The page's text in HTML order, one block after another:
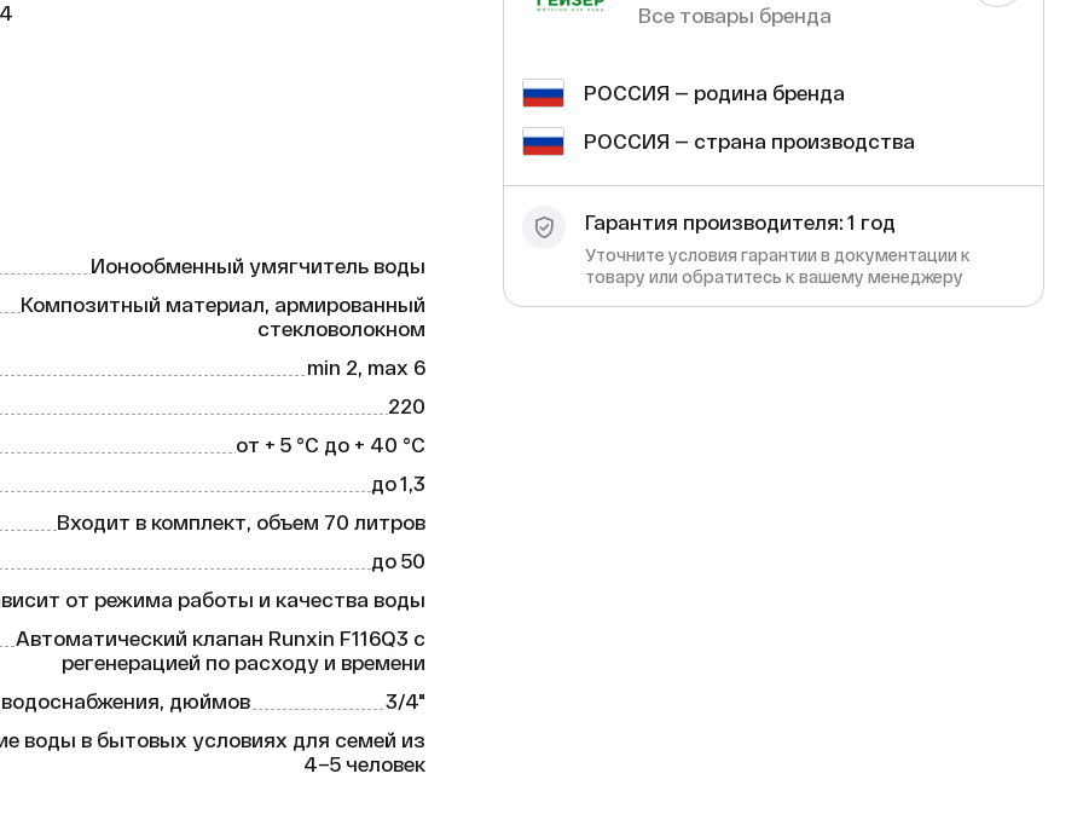
решение для умягчения воды в
стекловолокном.
с регенерацией по расходу и
удаляет соли жёсткости, делая воду
стекловолокном,
упрощает процесс эксплуатации и
безопасности и качества.
Ионообменный умягчитель воды
Композитный материал, армированный
стекловолокном
min 2, max 6
220
от + 5 °C до + 40 °C
до 1,3
Входит в комплект, объем 70 литров
до 50
от режима работы и качества воды
Автоматический клапан Runxin F116Q3 с
регенерацией по расходу и времени
дюймов
3/4"
воды в бытовых условиях для семей из
4–5 человек
Все товары бренда
РОССИЯ — родина бренда
РОССИЯ — страна производства
Гарантия производителя: 1 год
Уточните условия гарантии в документации к
товару или обратитесь к вашему менеджеру